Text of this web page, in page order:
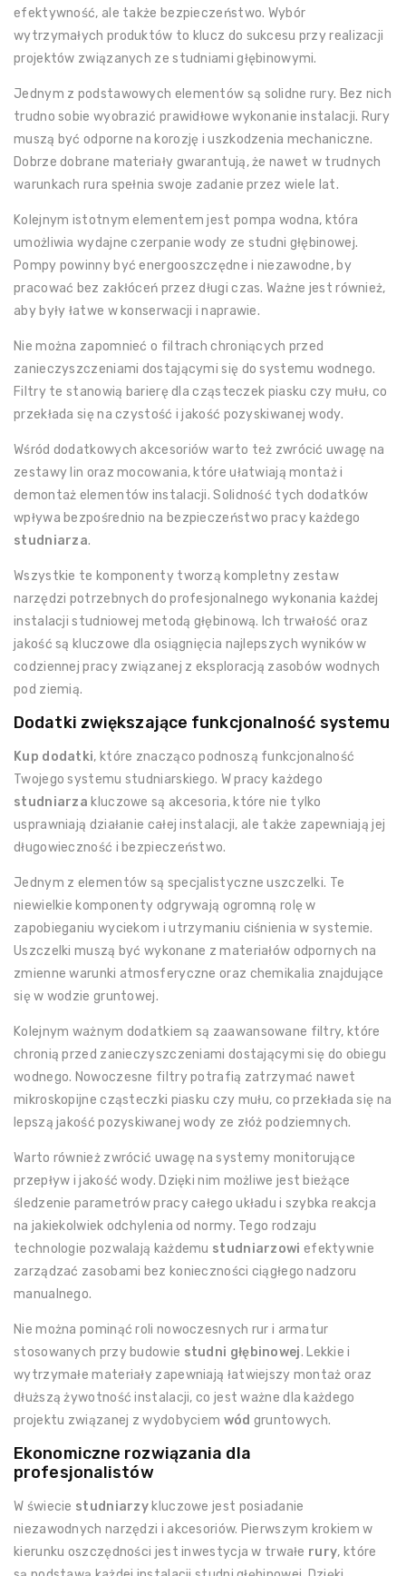
efektywność, ale także bezpieczeństwo. Wybór
wytrzymałych produktów to klucz do sukcesu przy realizacji
projektów związanych ze studniami głębinowymi.
Jednym z podstawowych elementów są solidne rury. Bez nich
trudno sobie wyobrazić prawidłowe wykonanie instalacji. Rury
muszą być odporne na korozję i uszkodzenia mechaniczne.
Dobrze dobrane materiały gwarantują, że nawet w trudnych
warunkach rura spełnia swoje zadanie przez wiele lat.
Kolejnym istotnym elementem jest pompa wodna, która
umożliwia wydajne czerpanie wody ze studni głębinowej.
Pompy powinny być energooszczędne i niezawodne, by
pracować bez zakłóceń przez długi czas. Ważne jest również,
aby były łatwe w konserwacji i naprawie.
Nie można zapomnieć o filtrach chroniących przed
zanieczyszczeniami dostającymi się do systemu wodnego.
Filtry te stanowią barierę dla cząsteczek piasku czy mułu, co
przekłada się na czystość i jakość pozyskiwanej wody.
Wśród dodatkowych akcesoriów warto też zwrócić uwagę na
zestawy lin oraz mocowania, które ułatwiają montaż i
demontaż elementów instalacji. Solidność tych dodatków
wpływa bezpośrednio na bezpieczeństwo pracy każdego
studniarza.
Wszystkie te komponenty tworzą kompletny zestaw
narzędzi potrzebnych do profesjonalnego wykonania każdej
instalacji studniowej metodą głębinową. Ich trwałość oraz
jakość są kluczowe dla osiągnięcia najlepszych wyników w
codziennej pracy związanej z eksploracją zasobów wodnych
pod ziemią.
Dodatki zwiększające funkcjonalność systemu
Kup dodatki, które znacząco podnoszą funkcjonalność
Twojego systemu studniarskiego. W pracy każdego
studniarza kluczowe są akcesoria, które nie tylko
usprawniają działanie całej instalacji, ale także zapewniają jej
długowieczność i bezpieczeństwo.
Jednym z elementów są specjalistyczne uszczelki. Te
niewielkie komponenty odgrywają ogromną rolę w
zapobieganiu wyciekom i utrzymaniu ciśnienia w systemie.
Uszczelki muszą być wykonane z materiałów odpornych na
zmienne warunki atmosferyczne oraz chemikalia znajdujące
się w wodzie gruntowej.
Kolejnym ważnym dodatkiem są zaawansowane filtry, które
chronią przed zanieczyszczeniami dostającymi się do obiegu
wodnego. Nowoczesne filtry potrafią zatrzymać nawet
mikroskopijne cząsteczki piasku czy mułu, co przekłada się na
lepszą jakość pozyskiwanej wody ze złóż podziemnych.
Warto również zwrócić uwagę na systemy monitorujące
przepływ i jakość wody. Dzięki nim możliwe jest bieżące
śledzenie parametrów pracy całego układu i szybka reakcja
na jakiekolwiek odchylenia od normy. Tego rodzaju
technologie pozwalają każdemu studniarzowi efektywnie
zarządzać zasobami bez konieczności ciągłego nadzoru
manualnego.
Nie można pominąć roli nowoczesnych rur i armatur
stosowanych przy budowie studni głębinowej. Lekkie i
wytrzymałe materiały zapewniają łatwiejszy montaż oraz
dłuższą żywotność instalacji, co jest ważne dla każdego
projektu związanej z wydobyciem wód gruntowych.
Ekonomiczne rozwiązania dla
profesjonalistów
W świecie studniarzy kluczowe jest posiadanie
niezawodnych narzędzi i akcesoriów. Pierwszym krokiem w
kierunku oszczędności jest inwestycja w trwałe rury, które